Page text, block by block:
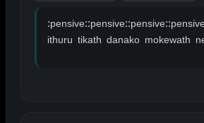
ithuru tikath danako mokewath